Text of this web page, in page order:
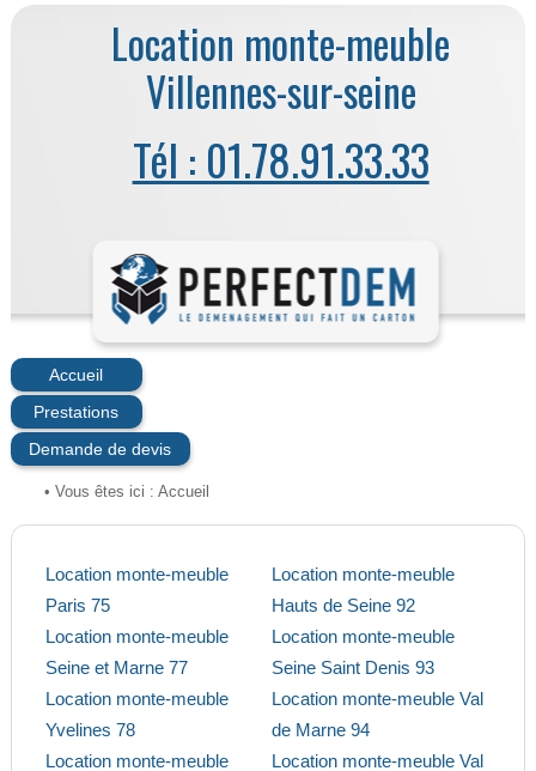
Location monte-meuble
Villennes-sur-seine
Tél : 01.78.91.33.33
Accueil
Prestations
Demande de devis
• Vous êtes ici : Accueil
Location monte-meuble
Paris 75
Location monte-meuble
Seine et Marne 77
Location monte-meuble
Yvelines 78
Location monte-meuble
Location monte-meuble
Hauts de Seine 92
Location monte-meuble
Seine Saint Denis 93
Location monte-meuble Val
de Marne 94
Location monte-meuble Val